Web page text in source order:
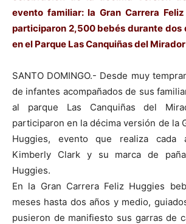
evento familiar: la Gran Carrera
participaron 2,500 bebés durante dos
en el Parque Las Canquiñas del
SANTO DOMINGO.- Desde muy
de infantes acompañados de sus
al parque Las Canquiñas del
participaron en la décima versión de la
Huggies, evento que realiza cada
Kimberly Clark y su marca de
Huggies.
En la Gran Carrera Feliz Huggies
meses hasta dos años y medio,
pusieron de manifiesto sus garras de